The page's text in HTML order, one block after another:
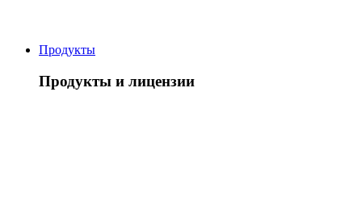
Продукты
Продукты и лицензии